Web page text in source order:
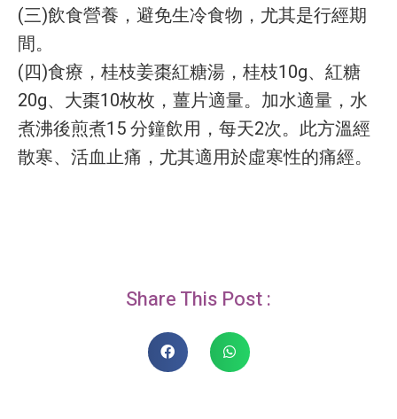
(三)飲食營養，避免生冷食物，尤其是行經期
間。
(四)食療，桂枝姜棗紅糖湯，桂枝10g、紅糖
20g、大棗10枚枚，薑片適量。加水適量，水
煮沸後煎煮15 分鐘飲用，每天2次。此方溫經
散寒、活血止痛，尤其適用於虛寒性的痛經。
Share This Post :